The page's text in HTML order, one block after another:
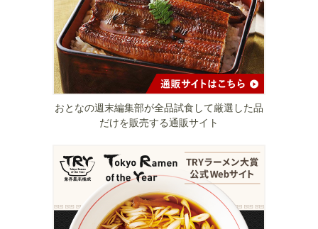
おとなの週末編集部が全品試食して厳選した品
だけを販売する通販サイト